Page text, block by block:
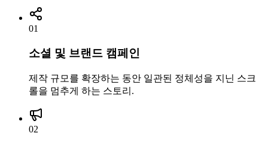
01
소셜 및 브랜드 캠페인
제작 규모를 확장하는 동안 일관된 정체성을 지닌 스크
롤을 멈추게 하는 스토리.
02